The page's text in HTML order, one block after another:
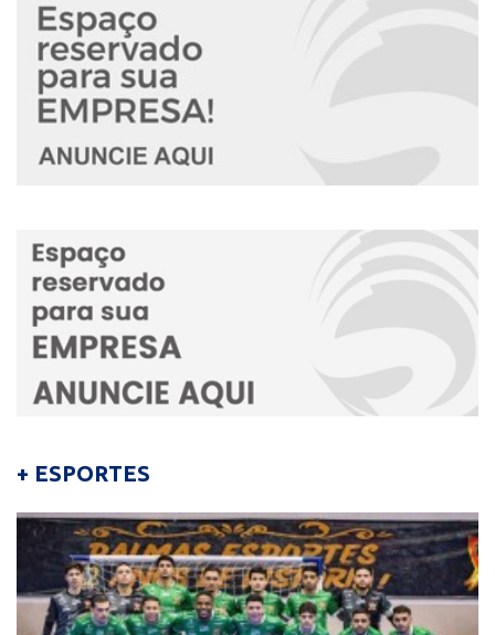
+ ESPORTES